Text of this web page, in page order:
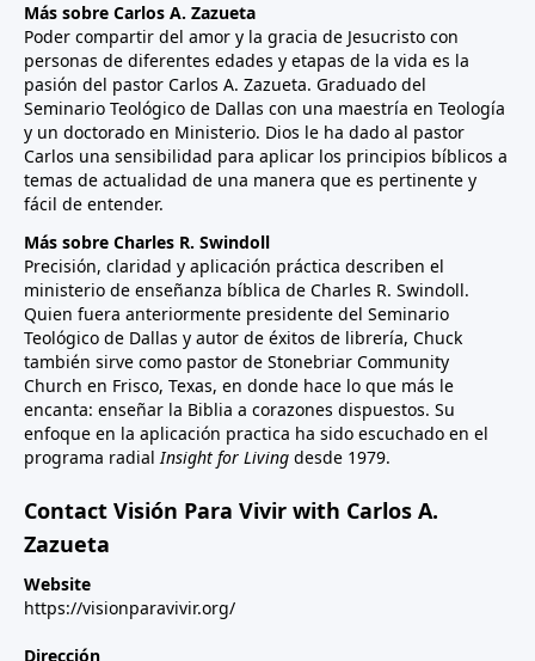
Más sobre Carlos A. Zazueta
Poder compartir del amor y la gracia de Jesucristo con
personas de diferentes edades y etapas de la vida es la
pasión del pastor Carlos A. Zazueta. Graduado del
Seminario Teológico de Dallas con una maestría en Teología
y un doctorado en Ministerio. Dios le ha dado al pastor
Carlos una sensibilidad para aplicar los principios bíblicos a
temas de actualidad de una manera que es pertinente y
fácil de entender.
Más sobre Charles R. Swindoll
Precisión, claridad y aplicación práctica describen el
ministerio de enseñanza bíblica de Charles R. Swindoll.
Quien fuera anteriormente presidente del Seminario
Teológico de Dallas y autor de éxitos de librería, Chuck
también sirve como pastor de Stonebriar Community
Church en Frisco, Texas, en donde hace lo que más le
encanta: enseñar la Biblia a corazones dispuestos. Su
enfoque en la aplicación practica ha sido escuchado en el
programa radialInsight for Living desde 1979.
Contact Visión Para Vivir with Carlos A.
Zazueta
Website
https://visionparavivir.org/
Dirección